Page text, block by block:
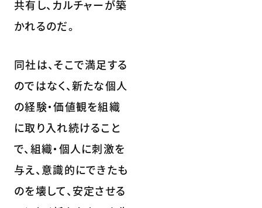
共有し、カルチャーが築
かれるのだ。
同社は、そこで満足する
のではなく、新たな個人
の経験・価値観を組織
に取り入れ続けること
で、組織・個人に刺激を
与え、意識的にできたも
のを壊して、安定させる